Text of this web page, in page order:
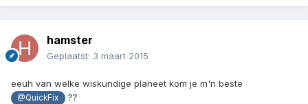
hamster
Geplaatst: 3 maart 2015
eeuh van welke wiskundige planeet kom je m'n beste
@QuickFix ??